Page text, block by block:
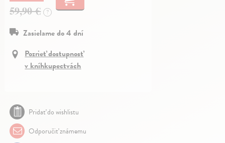
59,90 € ?
Zasielame do 4 dní
Pozrieť dostupnosť
v kníhkupectvách
Pridať do wishlistu
Odporučiť známemu